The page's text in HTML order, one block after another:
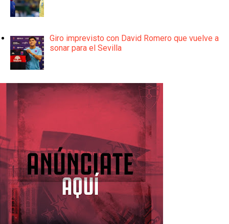
Giro imprevisto con David Romero que vuelve a
sonar para el Sevilla